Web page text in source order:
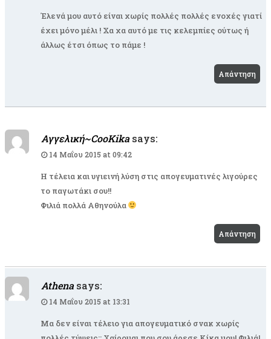
Έλενά μου αυτό είναι χωρίς πολλές πολλές ενοχές γιατί
έχει μόνο μέλι ! Χα χα αυτό με τις κελεμπίες ούτως ή
άλλως έτσι όπως το πάμε !
Απάντηση
Αγγελική~CooKika says:
14 Μαΐου 2015 at 09:42
Η τέλεια και υγιεινή λύση στις απογευματινές λιγούρες
το παγωτάκι σου!!
Φιλιά πολλά Αθηνούλα
Απάντηση
Athena says:
14 Μαΐου 2015 at 13:31
Μα δεν είναι τέλειο για απογευματικό σνακ χωρίς